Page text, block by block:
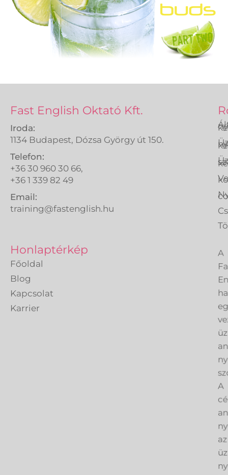
Fast English Oktató Kft.
Iroda:
1134 Budapest, Dózsa György út 150.
Telefon:
+36 30 960 30 66,
+36 1 339 82 49
Email:
training@fastenglish.hu
Honlaptérkép
Főoldal
Blog
Kapcsolat
Karrier
A
az